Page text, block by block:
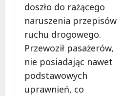
doszło do rażącego
naruszenia przepisów
ruchu drogowego.
Przewoził pasażerów,
nie posiadając nawet
podstawowych
uprawnień, co